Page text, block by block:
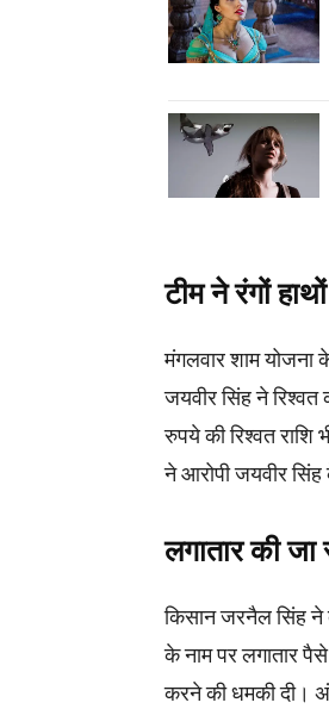
टीम ने रंगों
मंगलवार शाम
जयवीर सिंह ने रिश्वत
रुपये की रिश्वत राशि
ने आरोपी जयवीर
लगातार की
किसान जरनैल सिंह ने
के नाम पर लगातार
करने की धमकी दी।